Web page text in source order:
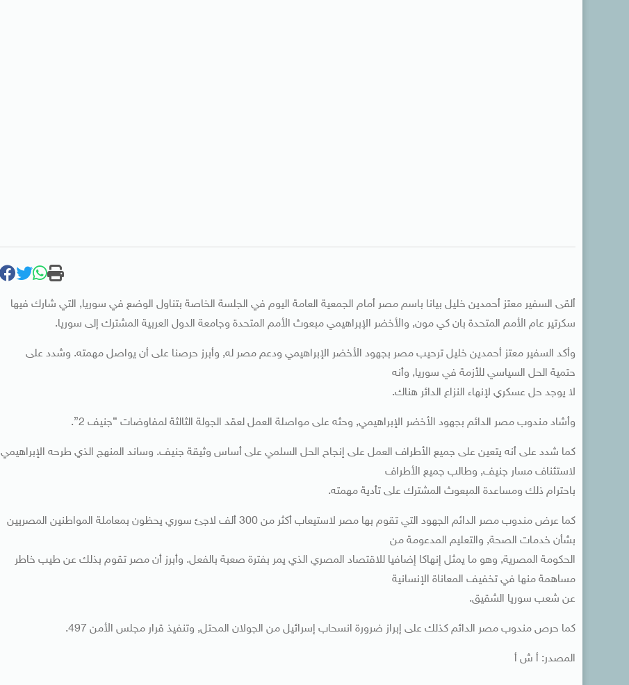
ألقى السفير معتز أحمدين خليل بيانا باسم مصر أمام الجمعية العامة اليوم في الجلسة الخاصة بتناول الوضع في سوريا, التي شارك فيها
سكرتير عام الأمم المتحدة بان كي مون, والأخضر الإبراهيمي مبعوث الأمم المتحدة وجامعة الدول العربية المشترك إلى سوريا.
وأكد السفير معتز أحمدين خليل ترحيب مصر بجهود الأخضر الإبراهيمي ودعم مصر له, وأبرز حرصنا على أن يواصل مهمته. وشدد على
حتمية الحل السياسي للأزمة في سوريا, وأنه
لا يوجد حل عسكري لإنهاء النزاع الدائر هناك.
وأشاد مندوب مصر الدائم بجهود الأخضر الإبراهيمي, وحثه على مواصلة العمل لعقد الجولة الثالثة لمفاوضات “جنيف 2”.
كما شدد على أنه يتعين على جميع الأطراف العمل على إنجاح الحل السلمي على أساس وثيقة جنيف. وساند المنهج الذي طرحه الإبراهيمي
لاستئناف مسار جنيف, وطالب جميع الأطراف
باحترام ذلك ومساعدة المبعوث المشترك على تأدية مهمته.
كما عرض مندوب مصر الدائم الجهود التي تقوم بها مصر لاستيعاب أكثر من 300 ألف لاجئ سوري يحظون بمعاملة المواطنين المصريين
بشأن خدمات الصحة, والتعليم المدعومة من
الحكومة المصرية, وهو ما يمثل إنهاكا إضافيا للاقتصاد المصري الذي يمر بفترة صعبة بالفعل. وأبرز أن مصر تقوم بذلك عن طيب خاطر
مساهمة منها في تخفيف المعاناة الإنسانية
عن شعب سوريا الشقيق.
كما حرص مندوب مصر الدائم كذلك على إبراز ضرورة انسحاب إسرائيل من الجولان المحتل, وتنفيذ قرار مجلس الأمن 497.
المصدر: أ ش أ